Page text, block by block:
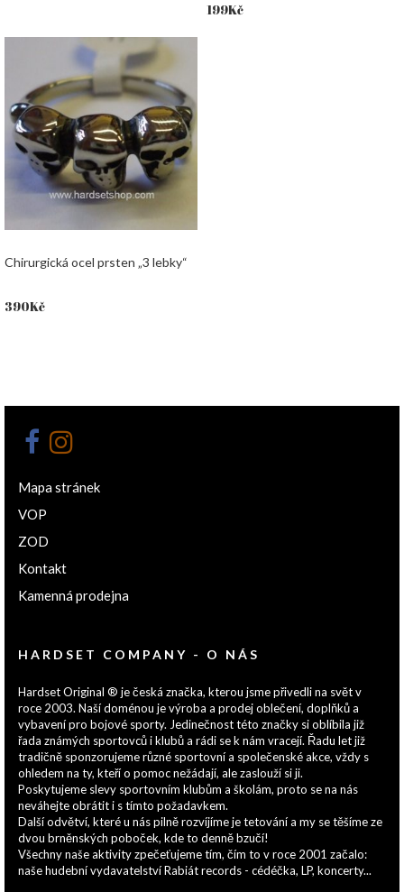
199Kč
Chirurgická ocel prsten „3 lebky“
390Kč
Mapa stránek
VOP
ZOD
Kontakt
Kamenná prodejna
HARDSET COMPANY - O NÁS
Hardset Original ® je česká značka, kterou jsme přivedli na svět v
roce 2003. Naší doménou je výroba a prodej oblečení, doplňků a
vybavení pro bojové sporty. Jedinečnost této značky si oblíbila již
řada známých sportovců i klubů a rádi se k nám vracejí. Řadu let již
tradičně sponzorujeme různé sportovní a společenské akce, vždy s
ohledem na ty, kteří o pomoc nežádají, ale zaslouží si ji.
Poskytujeme slevy sportovním klubům a školám, proto se na nás
neváhejte obrátit i s tímto požadavkem.
Další odvětví, které u nás pilně rozvíjíme je tetování a my se těšíme ze
dvou brněnských poboček, kde to denně bzučí!
Všechny naše aktivity zpečeťujeme tím, čím to v roce 2001 začalo:
naše hudební vydavatelství Rabiát records - cédéčka, LP, koncerty...